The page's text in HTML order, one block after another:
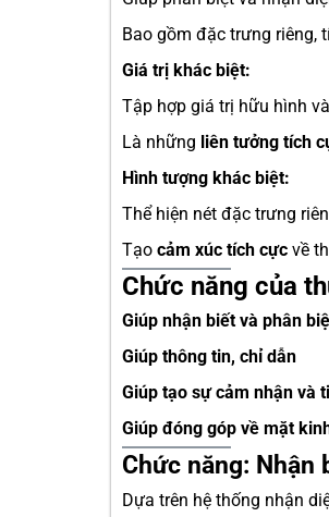
Bao gồm đặc trưng riêng,
Giá trị khác biệt:
Tập hợp giá trị hữu hình
Là những liên tưởng tích
Hình tượng khác biệt:
Thể hiện nét đặc trưng
Tạo cảm xúc tích cực về
Chức năng của
Giúp nhận biết và phân
Giúp thông tin, chỉ dẫn
Giúp tạo sự cảm nhận và
Giúp đóng góp về mặt
Chức năng: Nhận
Dựa trên hệ thống nhận